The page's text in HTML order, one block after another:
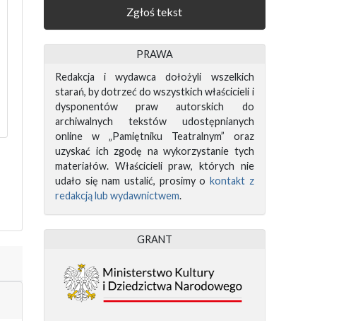
Zgłoś tekst
PRAWA
Redakcja i wydawca dołożyli wszelkich
starań, by dotrzeć do wszystkich właścicieli i
dysponentów praw autorskich do
archiwalnych tekstów udostępnianych
online w „Pamiętniku Teatralnym” oraz
uzyskać ich zgodę na wykorzystanie tych
materiałów. Właścicieli praw, których nie
udało się nam ustalić, prosimy o kontakt z
redakcją lub wydawnictwem.
GRANT